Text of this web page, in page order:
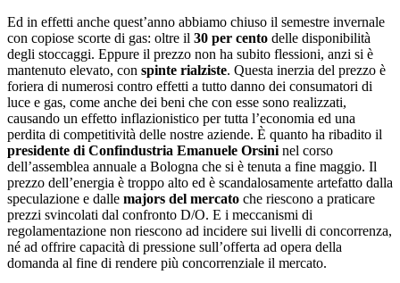
Ed in effetti anche quest’anno abbiamo chiuso il semestre invernale
con copiose scorte di gas: oltre il 30 per cento delle disponibilità
degli stoccaggi. Eppure il prezzo non ha subito flessioni, anzi si è
mantenuto elevato, con spinte rialziste. Questa inerzia del prezzo è
foriera di numerosi contro effetti a tutto danno dei consumatori di
luce e gas, come anche dei beni che con esse sono realizzati,
causando un effetto inflazionistico per tutta l’economia ed una
perdita di competitività delle nostre aziende. È quanto ha ribadito il
presidente di Confindustria Emanuele Orsini nel corso
dell’assemblea annuale a Bologna che si è tenuta a fine maggio. Il
prezzo dell’energia è troppo alto ed è scandalosamente artefatto dalla
speculazione e dalle majors del mercato che riescono a praticare
prezzi svincolati dal confronto D/O. E i meccanismi di
regolamentazione non riescono ad incidere sui livelli di concorrenza,
né ad offrire capacità di pressione sull’offerta ad opera della
domanda al fine di rendere più concorrenziale il mercato.